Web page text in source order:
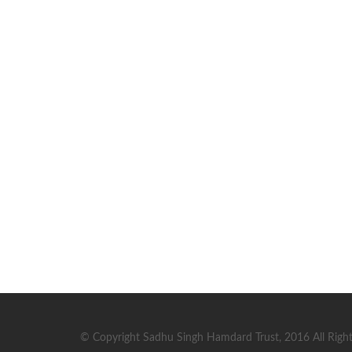
© Copyright Sadhu Singh Hamdard Trust, 2016 All